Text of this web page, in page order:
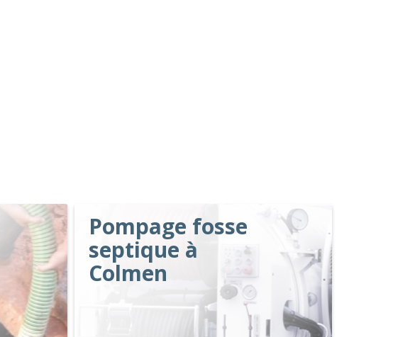
Pompage fosse
septique à
Colmen